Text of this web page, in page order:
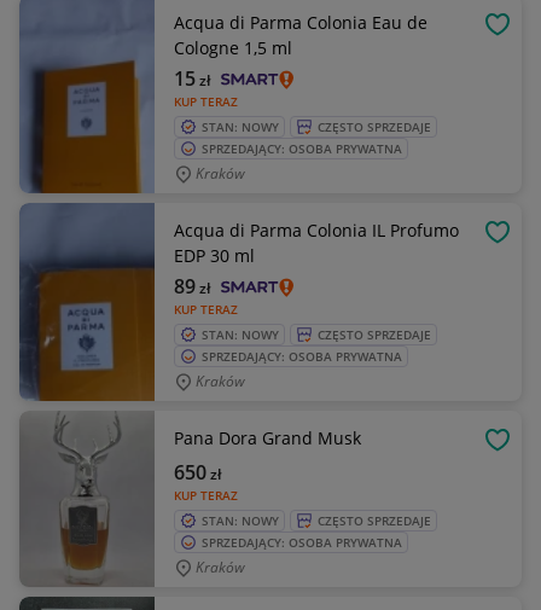
Acqua di Parma Colonia Eau de
Cologne 1,5 ml
KUP TERAZ
15zł
STAN: NOWY
CZĘSTO SPRZEDAJE
SPRZEDAJĄCY: OSOBA PRYWATNA
Kraków
Acqua di Parma Colonia IL Profumo
EDP 30 ml
KUP TERAZ
89zł
STAN: NOWY
CZĘSTO SPRZEDAJE
SPRZEDAJĄCY: OSOBA PRYWATNA
Kraków
Pana Dora Grand Musk
KUP TERAZ
650zł
STAN: NOWY
CZĘSTO SPRZEDAJE
SPRZEDAJĄCY: OSOBA PRYWATNA
Kraków